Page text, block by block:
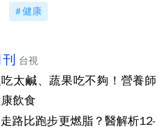
健康
台視
太鹹、蔬果吃不夠！營養師
飲食
路比跑步更燃脂？醫解析12-